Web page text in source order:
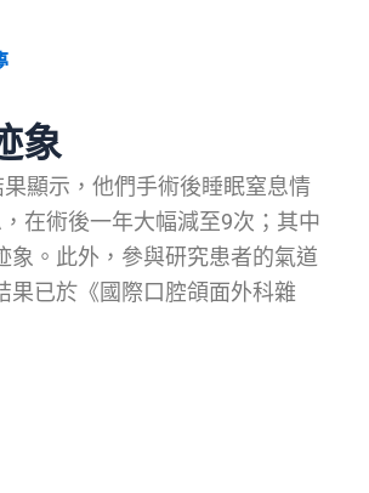
象
顯示，他們手術後睡眠窒息情
在術後一年大幅減至9次；其中
象。此外，參與研究患者的氣道
果已於《國際口腔頜面外科雜